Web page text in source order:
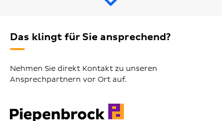
Das klingt für Sie ansprechend?
Nehmen Sie direkt Kontakt zu unseren
Ansprechpartnern vor Ort auf.